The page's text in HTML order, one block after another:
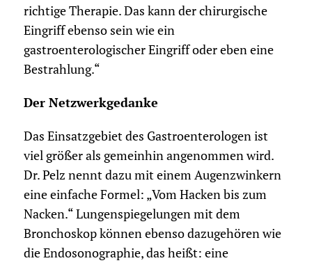
richtige Therapie. Das kann der chirurgische
Eingriff ebenso sein wie ein
gastroenterologischer Eingriff oder eben eine
Bestrahlung.“
Der Netzwerkgedanke
Das Einsatzgebiet des Gastroenterologen ist
viel größer als gemeinhin angenommen wird.
Dr. Pelz nennt dazu mit einem Augenzwinkern
eine einfache Formel: „Vom Hacken bis zum
Nacken.“ Lungenspiegelungen mit dem
Bronchoskop können ebenso dazugehören wie
die Endosonographie, das heißt: eine